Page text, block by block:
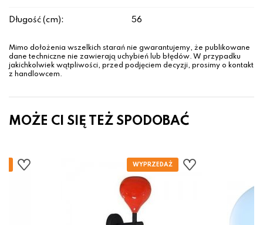
Długość (cm): 56
Mimo dołożenia wszelkich starań nie gwarantujemy, że publikowane
dane techniczne nie zawierają uchybień lub błędów. W przypadku
jakichkolwiek wątpliwości, przed podjęciem decyzji, prosimy o kontakt
z handlowcem.
MOŻE CI SIĘ TEŻ SPODOBAĆ